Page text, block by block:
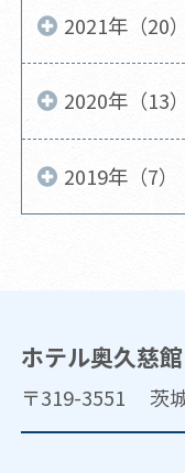
2021年（20）
2020年（13）
2019年（7）
ホテル奥久慈館
〒319-3551 茨